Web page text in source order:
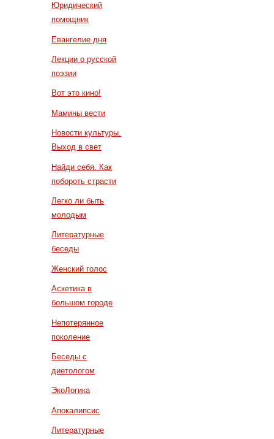
Юридический
помощник
Евангелие дня
Лекции о русской
поэзии
Вот это кино!
Мамины вести
Новости культуры.
Выход в свет
Найди себя. Как
побороть страсти
Легко ли быть
молодым
Литературные
беседы
Женский голос
Аскетика в
большом городе
Непотерянное
поколение
Беседы с
диетологом
ЭкоЛогика
Апокалипсис
Литературные